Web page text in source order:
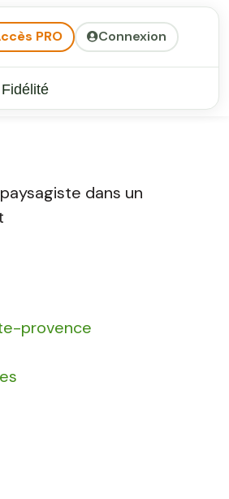
PRO Connexion
Fidélité
dans un
provence